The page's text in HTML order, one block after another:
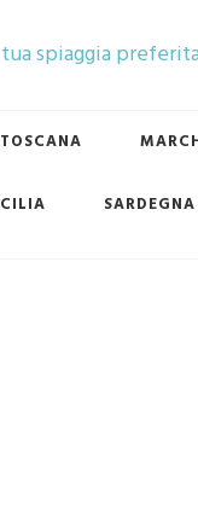
TOSCANA
SARDEGNA